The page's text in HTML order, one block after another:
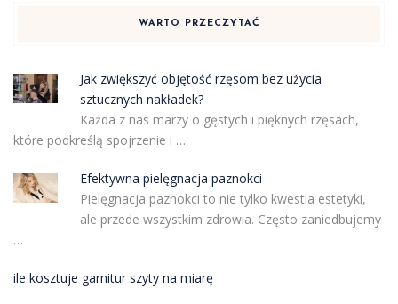
WARTO PRZECZYTAĆ
Jak zwiększyć objętość rzęsom bez użycia
sztucznych nakładek?
Każda z nas marzy o gęstych i pięknych rzęsach,
które podkreślą spojrzenie i …
Efektywna pielęgnacja paznokci
Pielęgnacja paznokci to nie tylko kwestia estetyki,
ale przede wszystkim zdrowia. Często zaniedbujemy
…
ile kosztuje garnitur szyty na miarę